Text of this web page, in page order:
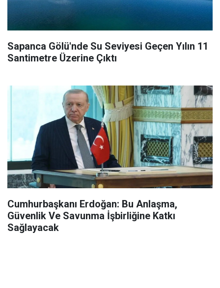
Sapanca Gölü'nde Su Seviyesi Geçen Yılın 11
Santimetre Üzerine Çıktı
Cumhurbaşkanı Erdoğan: Bu Anlaşma,
Güvenlik Ve Savunma İşbirliğine Katkı
Sağlayacak